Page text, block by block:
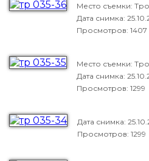
Место съемки:
Дата снимка:
Просмотров: 1407
Место съемки:
Дата снимка:
Просмотров: 1299
Дата снимка:
Просмотров: 1299